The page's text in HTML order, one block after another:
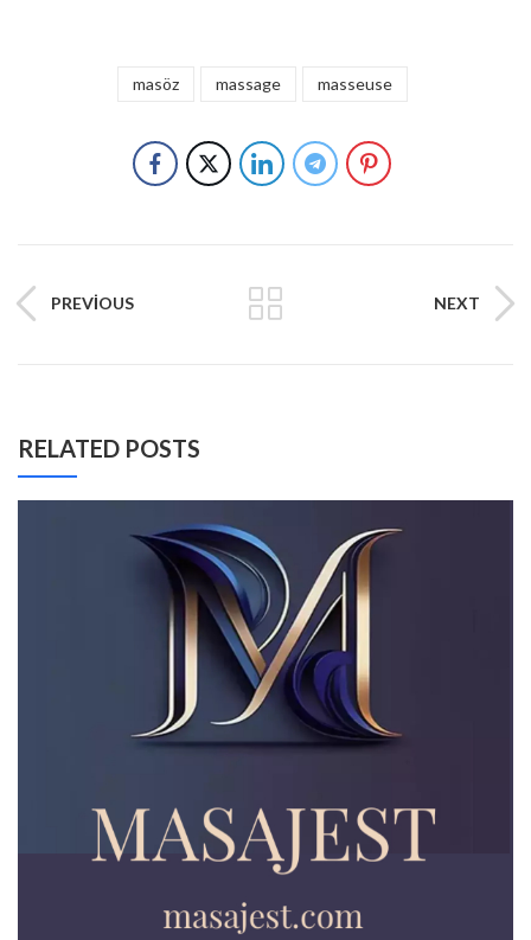
masöz massage masseuse
PREVIOUS NEXT
RELATED POSTS